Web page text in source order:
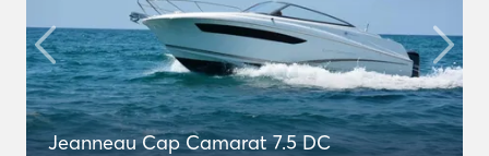
Jeanneau Cap Camarat 7.5 DC